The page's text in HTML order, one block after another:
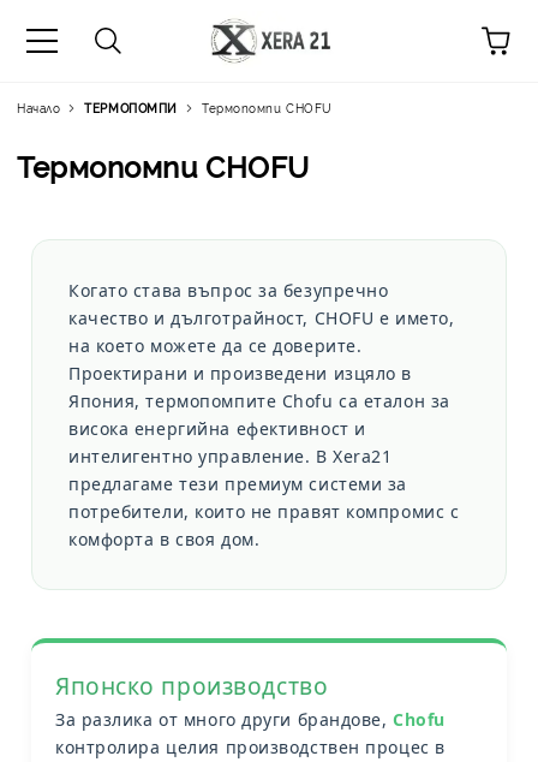
Начало ТЕРМОПОМПИ Термопомпи CHOFU
Термопомпи CHOFU
Когато става въпрос за безупречно
качество и дълготрайност, CHOFU е името,
на което можете да се доверите.
Проектирани и произведени изцяло в
Япония, термопомпите Chofu са еталон за
висока енергийна ефективност и
интелигентно управление. ВXera21
предлагаме тези премиум системи за
потребители, които не правят компромис с
комфорта в своя дом.
Японско производство
За разлика от много други брандове,Chofu
контролира целия производствен процес в